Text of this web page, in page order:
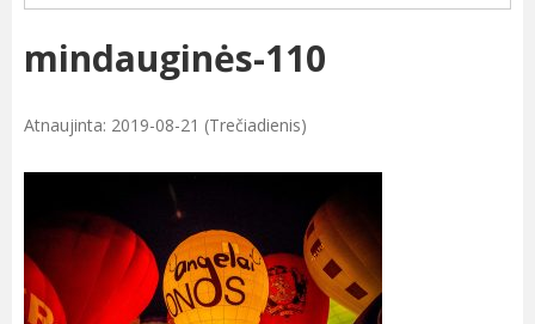
mindauginės-110
Atnaujinta: 2019-08-21 (Trečiadienis)